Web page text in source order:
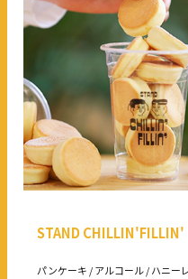
STAND CHILLIN'FILLIN'
パンケーキ / アルコール / ハニー